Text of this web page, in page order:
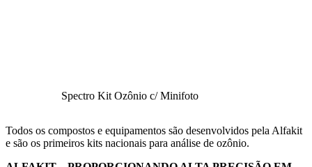
Spectro Kit Ozônio c/ Minifoto
Todos os compostos e equipamentos são desenvolvidos pela Alfakit
e são os primeiros kits nacionais para análise de ozônio.